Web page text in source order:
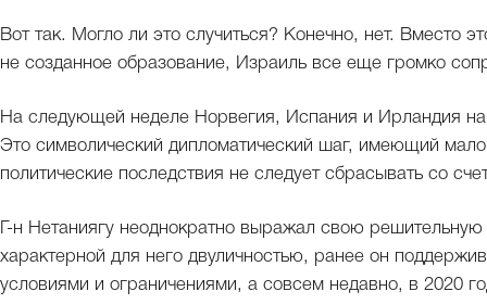
Вот так. Могло ли это случиться? Конечно, нет. Вместо
не созданное образование, Израиль все еще громко
На следующей неделе Норвегия, Испания и Ирландия
Это символический дипломатический шаг, имеющий мало
политические последствия не следует сбрасывать со
Г-н Нетаниягу неоднократно выражал свою
характерной для него двуличностью, ранее он
условиями и ограничениями, а совсем недавно, в 2020